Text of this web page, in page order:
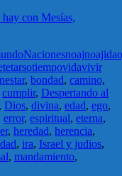
con Mesías,
Nacionesnoajnoajida
tarsotiempovidavivir
, bondad, camino,
cumplir, Despertando al
, Dios, divina, edad, ego,
error, espiritual, eterna,
, heredad, herencia,
, ira, Israel y judios,
, mandamiento,